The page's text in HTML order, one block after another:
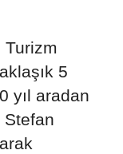
Turizm
5
yıl aradan
Stefan